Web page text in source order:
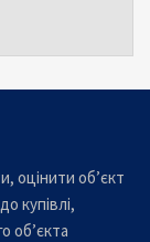
оцінити об’єкт
купівлі,
об’єкта